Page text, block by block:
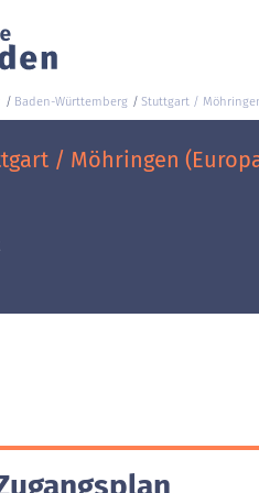
Baden-Württemberg Stuttgart /
/ Möhringen